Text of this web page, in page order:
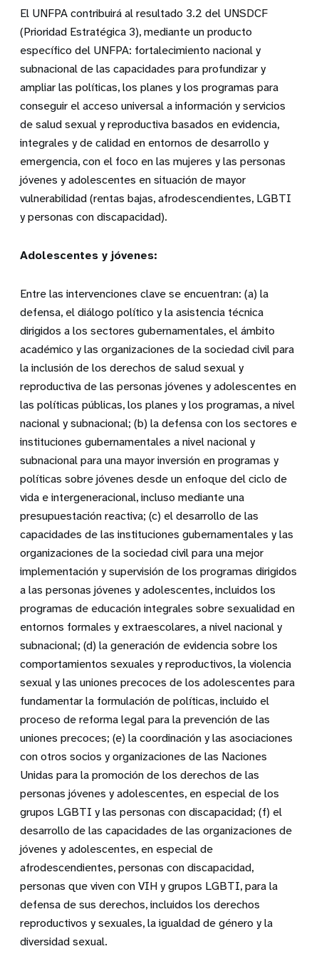
El UNFPA contribuirá al resultado 3.2 del UNSDCF
(Prioridad Estratégica 3), mediante un producto
específico del UNFPA: fortalecimiento nacional y
subnacional de las capacidades para profundizar y
ampliar las políticas, los planes y los programas para
conseguir el acceso universal a información y servicios
de salud sexual y reproductiva basados en evidencia,
integrales y de calidad en entornos de desarrollo y
emergencia, con el foco en las mujeres y las personas
jóvenes y adolescentes en situación de mayor
vulnerabilidad (rentas bajas, afrodescendientes, LGBTI
y personas con discapacidad).
Adolescentes y jóvenes:
Entre las intervenciones clave se encuentran: (a) la
defensa, el diálogo político y la asistencia técnica
dirigidos a los sectores gubernamentales, el ámbito
académico y las organizaciones de la sociedad civil para
la inclusión de los derechos de salud sexual y
reproductiva de las personas jóvenes y adolescentes en
las políticas públicas, los planes y los programas, a nivel
nacional y subnacional; (b) la defensa con los sectores e
instituciones gubernamentales a nivel nacional y
subnacional para una mayor inversión en programas y
políticas sobre jóvenes desde un enfoque del ciclo de
vida e intergeneracional, incluso mediante una
presupuestación reactiva; (c) el desarrollo de las
capacidades de las instituciones gubernamentales y las
organizaciones de la sociedad civil para una mejor
implementación y supervisión de los programas dirigidos
a las personas jóvenes y adolescentes, incluidos los
programas de educación integrales sobre sexualidad en
entornos formales y extraescolares, a nivel nacional y
subnacional; (d) la generación de evidencia sobre los
comportamientos sexuales y reproductivos, la violencia
sexual y las uniones precoces de los adolescentes para
fundamentar la formulación de políticas, incluido el
proceso de reforma legal para la prevención de las
uniones precoces; (e) la coordinación y las asociaciones
con otros socios y organizaciones de las Naciones
Unidas para la promoción de los derechos de las
personas jóvenes y adolescentes, en especial de los
grupos LGBTI y las personas con discapacidad; (f) el
desarrollo de las capacidades de las organizaciones de
jóvenes y adolescentes, en especial de
afrodescendientes, personas con discapacidad,
personas que viven con VIH y grupos LGBTI, para la
defensa de sus derechos, incluidos los derechos
reproductivos y sexuales, la igualdad de género y la
diversidad sexual.